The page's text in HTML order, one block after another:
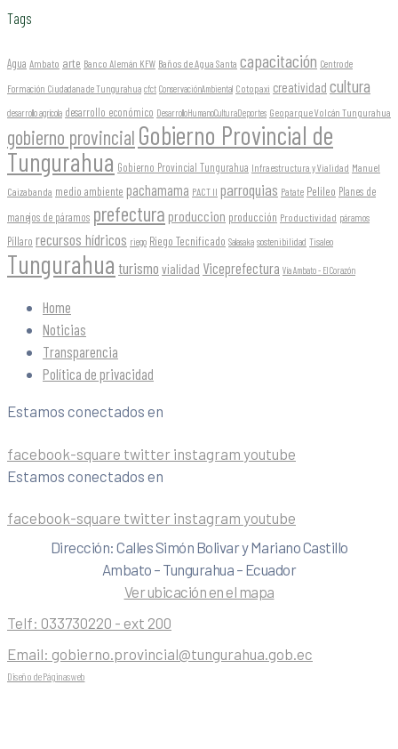
Tags
Agua Ambato arte Banco Alemán KFW Baños de Agua Santa capacitación Centro de
Formación Ciudadana de Tungurahua cfct ConservaciónAmbiental Cotopaxi creatividad cultura
desarrollo agrícola desarrollo económico DesarrolloHumanoCulturaDeportes Geoparque Volcán Tungurahua
gobierno provincial Gobierno Provincial de
Tungurahua Gobierno Provincial Tungurahua Infraestructura y Vialidad Manuel
Caizabanda medio ambiente pachamama PACT II parroquias Patate Pelileo Planes de
manejos de páramos prefectura produccion producción Productividad páramos
Píllaro recursos hídricos riego Riego Tecnificado Salasaka sostenibilidad Tisaleo
Tungurahua turismo vialidad Viceprefectura Vía Ambato - El Corazón
Home
Noticias
Transparencia
Política de privacidad
Estamos conectados en
facebook-square twitter instagram youtube
Estamos conectados en
facebook-square twitter instagram youtube
Dirección: Calles Simón Bolivar y Mariano Castillo
Ambato – Tungurahua – Ecuador
Ver ubicación en el mapa
Telf: 033730220 - ext 200
Email: gobierno.provincial@tungurahua.gob.ec
Diseño de Páginas web